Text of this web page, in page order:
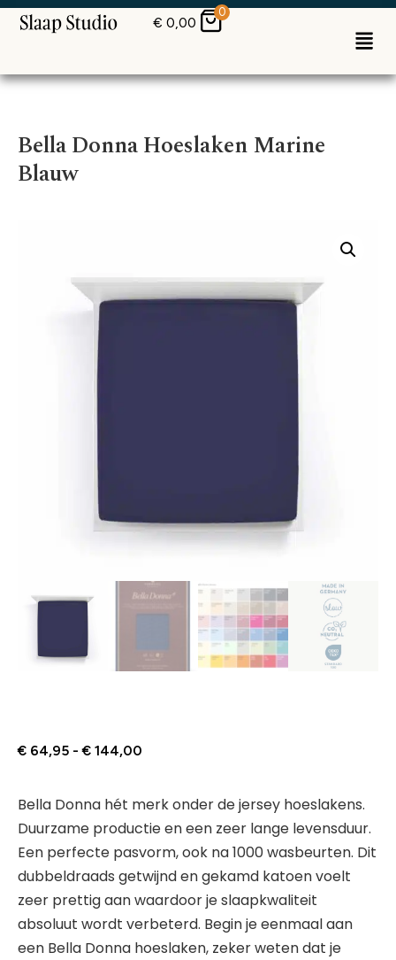
€ 0,00
0
Bella Donna Hoeslaken Marine
Blauw
€ 64,95 - € 144,00
Bella Donna hét merk onder de jersey hoeslakens.
Duurzame productie en een zeer lange levensduur.
Een perfecte pasvorm, ook na 1000 wasbeurten. Dit
dubbeldraads getwijnd en gekamd katoen voelt
zeer prettig aan waardoor je slaapkwaliteit
absoluut wordt verbeterd. Begin je eenmaal aan
een Bella Donna hoeslaken, zeker weten dat je